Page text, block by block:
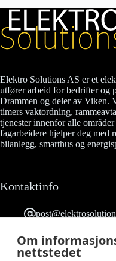
Om
nettstedet
LED
antall
Elektro Solutions AS er et
utfører arbeid for bedrifter og
Drammen og deler av Viken.
timers vaktordning,
tjenester innenfor alle
fagarbeidere hjelper deg
bilanlegg, smarthus og
Kontaktinfo
Grefsenveien 12
Følg oss på Facebook